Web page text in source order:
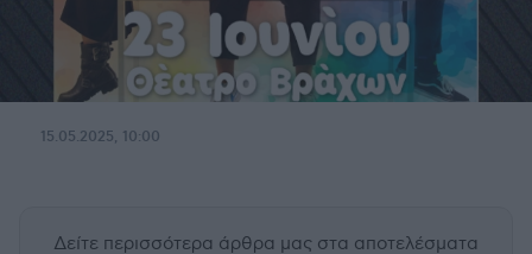
15.05.2025, 10:00
Δείτε περισσότερα άρθρα μας στα αποτελέσματα